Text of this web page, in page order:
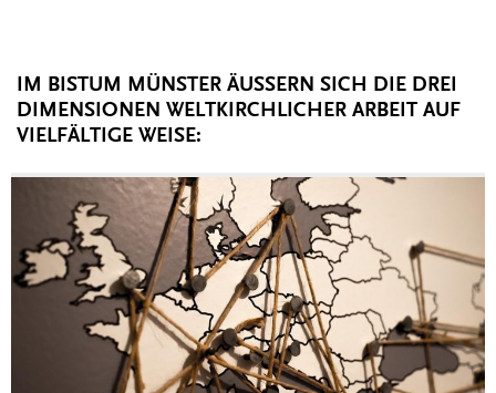
IM BISTUM MÜNSTER ÄUSSERN SICH DIE DREI D
IMENSIONEN WELTKIRCHLICHER ARBEIT AUF V
IELFÄLTIGE WEISE: